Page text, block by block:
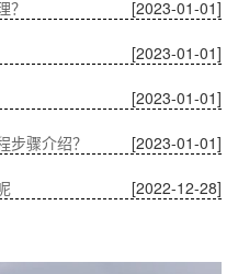
[2023-01-01]
？
[2023-01-01]
[2023-01-01]
[2023-01-01]
步骤介绍？
[2022-12-28]